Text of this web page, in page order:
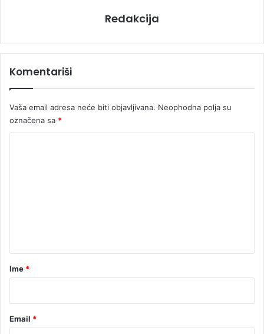
Redakcija
Komentariši
Vaša email adresa neće biti objavljivana. Neophodna polja su
označena sa *
r
Ime *
Email *